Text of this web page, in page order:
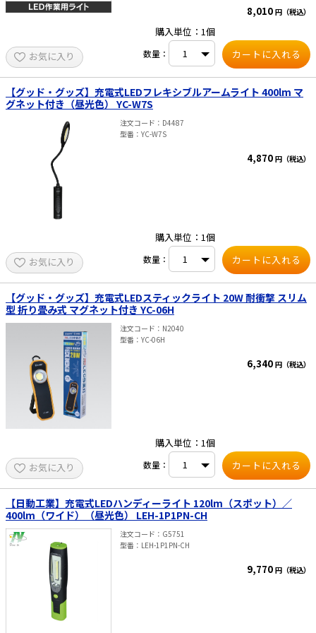
デラ（トップライト）／84カンデラ（Ecoモード
時）／162カンデラ（Highモード時） ダブル点
灯：28カンデラ（トップライト）／89カンデラ
（Ecoモード時）／285カンデラ（Highモード
時） GZ-706 シングル点灯：28カンデラ（トップ
ライト）／40カンデラ（Ecoモード時）／143カ
ンデラ（Highモード時） ダブル点灯：28カンデラ
（トップライト）／75カンデラ（Ecoモード時）
／329カンデラ（Highモード時） ・使用電池 GZ-
705：リチウムポリマー充電池（3.7V、800mAh
＆3.7V、1,450mAh）内蔵 GZ-706：リチウムポリ
マー充電池（3.7V、1,550mAh＆3.7V、
2,000mAh）内蔵 ・充電時間（約） GZ-705：6時
・点灯時間（約） GZ-705 シングル点灯：14時間
（トップライト）／10時間（Ecoモード）／6時間
特性：照射角度155° ・照射距離（約） GZ-705：
34m（最大時） GZ-706：36m（最大時） ・保護
等級：耐塵・防滴仕様（IP64準拠） ・落下耐久：
2m落下耐久 ・本体サイズ（約） GZ-705：
W35.0×H266.0×D28.0mm GZ-706：
W35.0×H360.0×D38.0mm ・本体質量（約）
GZ-705：201g（電池含む） GZ-706：287g（電
池含む） ・付属品：専用Micro USBケーブル
（50cm）×1
吊り下げ用のフックを2個装備。 ●本体上部には
た小部品等を拾い上げることができる。 ■仕様 ・
光源：900lm（中間色） ・連続使用時間：1.6時
間（中間色） ・質量：310g ・点灯パターン：白
色、暖色、中間色 ・調光段階：無段階（ダイヤル
式） ・充電端子：USB micro-B、充電時間は約2.8
時間 ・防塵：IP5X
8,010 円（税込）
お気に入り
購入単位：1個
数量：
【グッド・グッズ】充電式LEDフレキシブルアームライト 400lm マ
グネット付き（昼光色） YC-W7S
注文コード
D4487
型番
YC-W7S
4,870 円（税込）
お気に入り
購入単位：1個
数量：
【グッド・グッズ】充電式LEDスティックライト 20W 耐衝撃 スリム
型 折り畳み式 マグネット付き YC-06H
注文コード
N2040
型番
YC-06H
6,340 円（税込）
お気に入り
購入単位：1個
数量：
【日動工業】充電式LEDハンディーライト 120lm（スポット）／
400lm（ワイド）（昼光色） LEH-1P1PN-CH
注文コード
G5751
型番
LEH-1P1PN-CH
9,770 円（税込）